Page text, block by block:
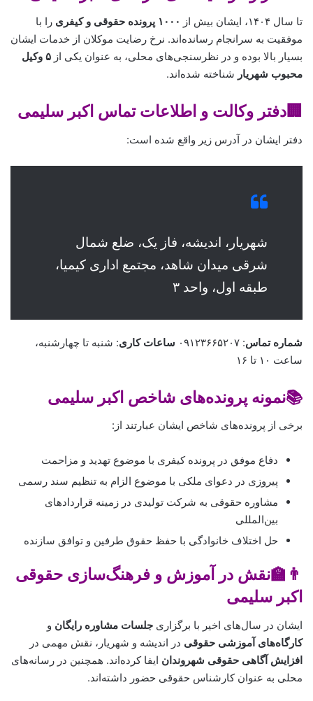
تا سال ۱۴۰۴، ایشان بیش از ۱۰۰۰ پرونده حقوقی و کیفری
را با
موفقیت به سرانجام رسانده‌اند. نرخ رضایت موکلان از خدمات ایشان
بسیار بالا بوده و در نظرسنجی‌های محلی، به عنوان یکی از
۵ وکیل
محبوب شهریار شناخته شده‌اند.
🏢دفتر وکالت و اطلاعات تماس اکبر سلیمی
دفتر ایشان در آدرس زیر واقع شده است:
شهریار، اندیشه، فاز یک، ضلع شمال
شرقی میدان شاهد، مجتمع اداری کیمیا،
طبقه اول، واحد ۳
شماره تماس: ۰۹۱۲۳۶۶۵۲۰۷ ساعات کاری: شنبه تا چهارشنبه،
ساعت ۱۰ تا ۱۶
📚نمونه پرونده‌های شاخص اکبر سلیمی
برخی از پرونده‌های شاخص ایشان عبارتند از:
دفاع موفق در پرونده کیفری با موضوع تهدید و مزاحمت
پیروزی در دعوای ملکی با موضوع الزام به تنظیم سند رسمی
مشاوره حقوقی به شرکت تولیدی در زمینه قراردادهای
بین‌المللی
حل اختلاف خانوادگی با حفظ حقوق طرفین و توافق سازنده
👨‍🏫نقش در آموزش و فرهنگ‌سازی حقوقی
اکبر سلیمی
ایشان در سال‌های اخیر با برگزاری جلسات مشاوره رایگان و
کارگاه‌های آموزشی حقوقی در اندیشه و شهریار، نقش مهمی در
افزایش آگاهی حقوقی شهروندان ایفا کرده‌اند. همچنین در رسانه‌های
محلی به عنوان کارشناس حقوقی حضور داشته‌اند.